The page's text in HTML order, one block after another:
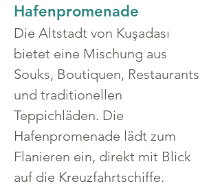
Hafenpromenade
Die Altstadt von Kuşadası
bietet eine Mischung aus
Souks, Boutiquen, Restaurants
und traditionellen
Teppichläden. Die
Hafenpromenade lädt zum
Flanieren ein, direkt mit Blick
auf die Kreuzfahrtschiffe.